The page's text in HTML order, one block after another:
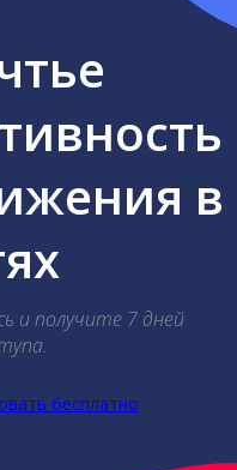
в
и получите 7 дней
бесплатно